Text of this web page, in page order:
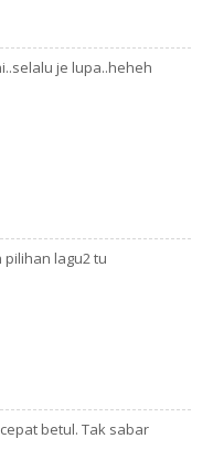
je lupa..heheh
pilihan lagu2 tu
betul. Tak sabar